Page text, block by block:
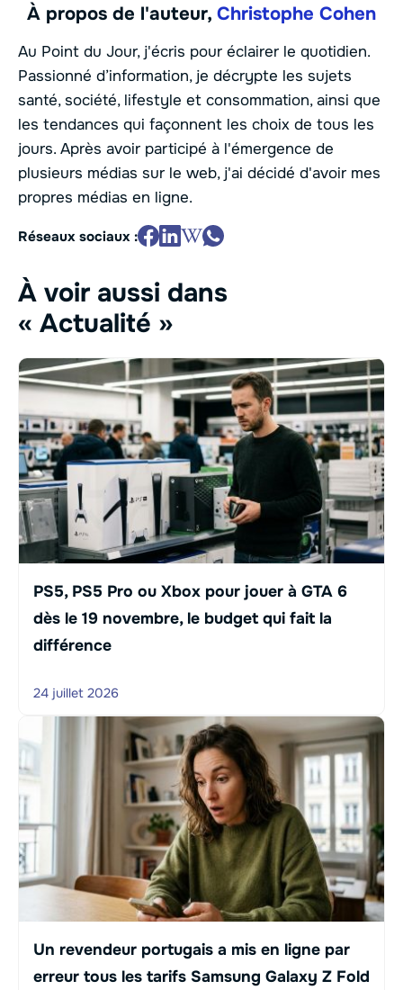
À propos de l'auteur, Christophe Cohen
Au Point du Jour, j'écris pour éclairer le quotidien.
Passionné d’information, je décrypte les sujets
santé, société, lifestyle et consommation, ainsi que
les tendances qui façonnent les choix de tous les
jours. Après avoir participé à l'émergence de
plusieurs médias sur le web, j'ai décidé d'avoir mes
propres médias en ligne.
Réseaux sociaux :
À voir aussi dans
« Actualité »
PS5, PS5 Pro ou Xbox pour jouer à GTA 6
dès le 19 novembre, le budget qui fait la
différence
24 juillet 2026
Un revendeur portugais a mis en ligne par
erreur tous les tarifs Samsung Galaxy Z Fold